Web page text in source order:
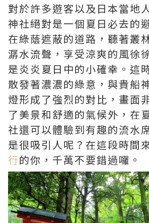
對於許多遊客以及日本當地
神社絕對是一個夏日必去的
在綠蔭遮蔽的道路，聽著叢
潺水流聲，享受涼爽的風徐
是炎炎夏日中的小確幸。這
散發著濃濃的綠意，與貴船
燈形成了強烈的對比，畫面
了美景和舒適的氣候外，在
社還可以體驗到有趣的流水
是很吸引人呢？在這段時間
行的你，千萬不要錯過囉。